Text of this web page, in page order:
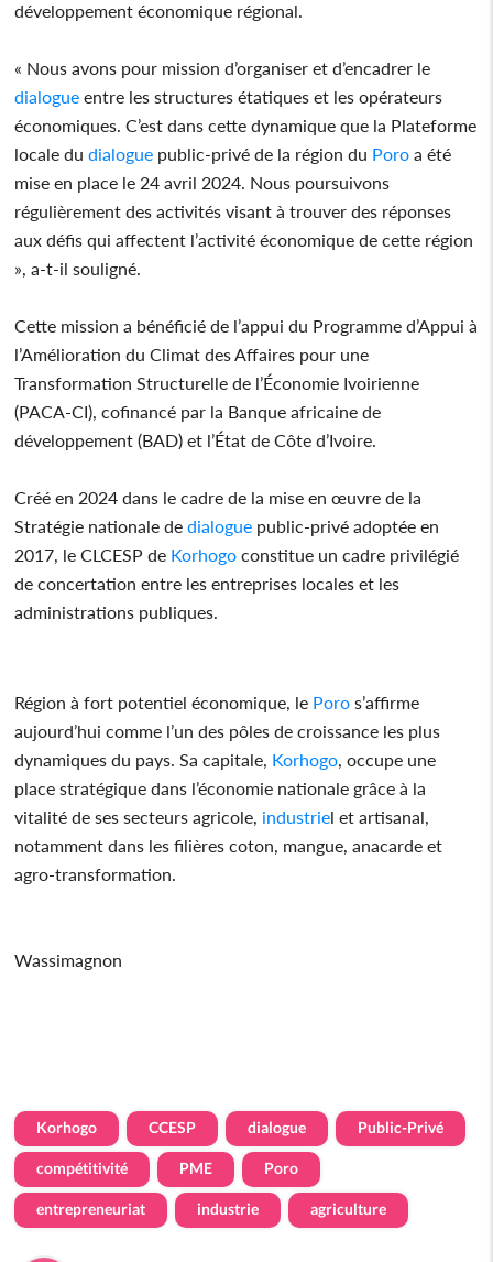
développement économique régional.
« Nous avons pour mission d’organiser et d’encadrer le
dialogue entre les structures étatiques et les opérateurs
économiques. C’est dans cette dynamique que la Plateforme
locale du dialogue public-privé de la région du Poro a été
mise en place le 24 avril 2024. Nous poursuivons
régulièrement des activités visant à trouver des réponses
aux défis qui affectent l’activité économique de cette région
», a-t-il souligné.
Cette mission a bénéficié de l’appui du Programme d’Appui à
l’Amélioration du Climat des Affaires pour une
Transformation Structurelle de l’Économie Ivoirienne
(PACA-CI), cofinancé par la Banque africaine de
développement (BAD) et l’État de Côte d’Ivoire.
Créé en 2024 dans le cadre de la mise en œuvre de la
Stratégie nationale de dialogue public-privé adoptée en
2017, le CLCESP de Korhogo constitue un cadre privilégié
de concertation entre les entreprises locales et les
administrations publiques.
Région à fort potentiel économique, le Poro s’affirme
aujourd’hui comme l’un des pôles de croissance les plus
dynamiques du pays. Sa capitale, Korhogo , occupe une
place stratégique dans l’économie nationale grâce à la
vitalité de ses secteurs agricole, industriel et artisanal,
notamment dans les filières coton, mangue, anacarde et
agro-transformation.
Wassimagnon
Korhogo CCESP dialogue Public-Privé
compétitivité PME Poro
entrepreneuriat industrie agriculture